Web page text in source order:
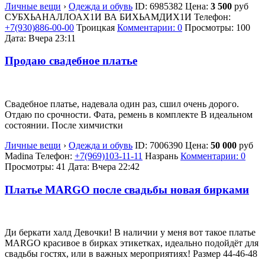
Личные вещи › Одежда и обувь ID: 6985382 Цена: 3 500 руб
СУБХЬАНАЛЛОАХ1И ВА БИХЬАМДИХ1И Телефон:
+7(930)886-00-00 Троицкая Комментарии: 0 Просмотры: 100
Дата: Вчера 23:11
Продаю свадебное платье
Свадебное платье, надевала один раз, сшил очень дорого.
Отдаю по срочности. Фата, ремень в комплекте В идеальном
состоянии. После химчистки
Личные вещи › Одежда и обувь ID: 7006390 Цена: 50 000 руб
Madina Телефон: +7(969)103-11-11 Назрань Комментарии: 0
Просмотры: 41 Дата: Вчера 22:42
Платье MARGO после свадьбы новая бирками
Ди беркати халд Девочки! В наличии у меня вот такое платье
MARGO красивое в бирках этикетках, идеально подойдëт для
свадьбы гостях, или в важных мероприятиях! Размер 44-46-48